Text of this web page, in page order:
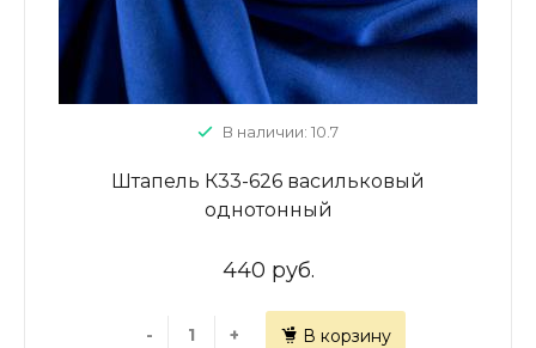
В наличии: 10.7
Штапель К33-626 васильковый
однотонный
440 руб.
- + В корзину